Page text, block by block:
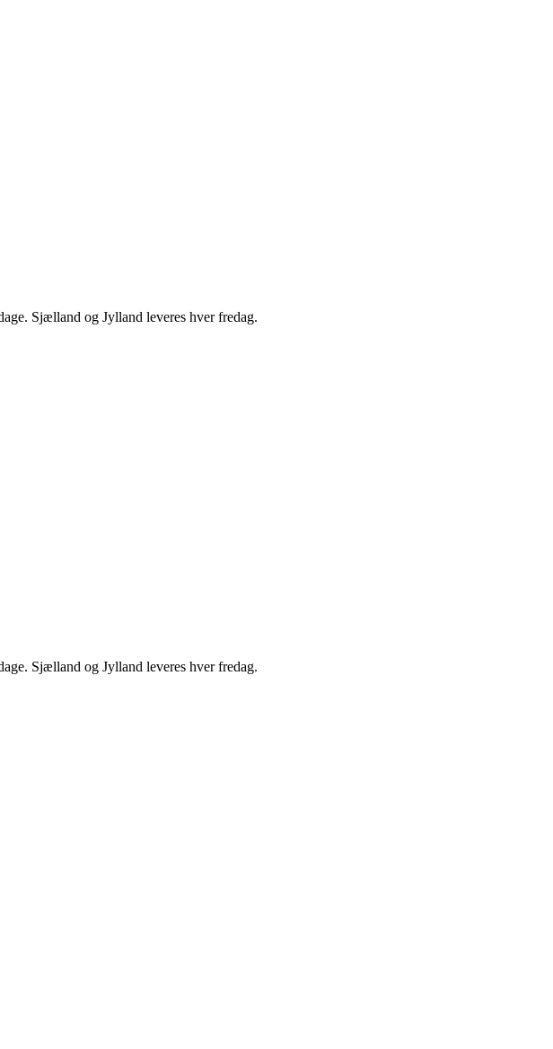
Sjælland og Jylland leveres hver fredag.
Sjælland og Jylland leveres hver fredag.